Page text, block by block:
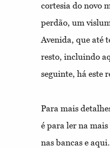
cortesia do novo
perdão, um
Avenida, que até
resto, incluindo
seguinte, há este
Para mais
é para ler na
nas bancas e aqui.